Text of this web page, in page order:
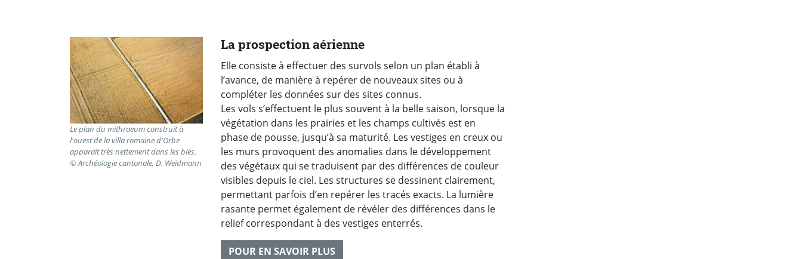
Le plan du mithraeum construit à
l'ouest de la villa romaine d'Orbe
apparaît très nettement dans les blés.
© Archéologie cantonale, D. Weidmann
La prospection aérienne
Elle consiste à effectuer des survols selon un plan établi à
l’avance, de manière à repérer de nouveaux sites ou à
compléter les données sur des sites connus.
Les vols s’effectuent le plus souvent à la belle saison, lorsque la
végétation dans les prairies et les champs cultivés est en
phase de pousse, jusqu’à sa maturité. Les vestiges en creux ou
les murs provoquent des anomalies dans le développement
des végétaux qui se traduisent par des différences de couleur
visibles depuis le ciel. Les structures se dessinent clairement,
permettant parfois d’en repérer les tracés exacts. La lumière
rasante permet également de révéler des différences dans le
relief correspondant à des vestiges enterrés.
POUR EN SAVOIR PLUS